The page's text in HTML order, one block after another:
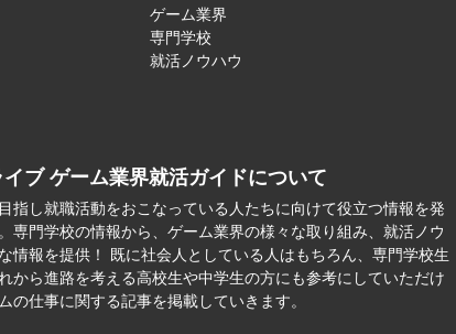
ゲーム業界
専門学校
就活ノウハウ
ブ ゲーム業界就活ガイドについて
指し就職活動をおこなっている人たちに向けて役立つ情報を発
専門学校の情報から、ゲーム業界の様々な取り組み、就活ノウ
情報を提供！ 既に社会人としている人はもちろん、専門学校生
から進路を考える高校生や中学生の方にも参考にしていただけ
の仕事に関する記事を掲載していきます。